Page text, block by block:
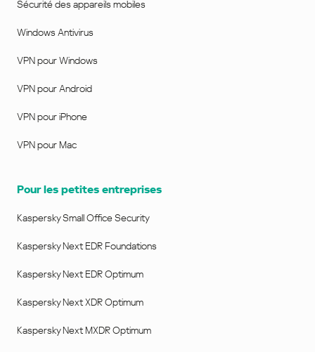
Sécurité des appareils mobiles
Windows Antivirus
VPN pour Windows
VPN pour Android
VPN pour iPhone
VPN pour Mac
Pour les petites entreprises
Kaspersky Small Office Security
Kaspersky Next EDR Foundations
Kaspersky Next EDR Optimum
Kaspersky Next XDR Optimum
Kaspersky Next MXDR Optimum